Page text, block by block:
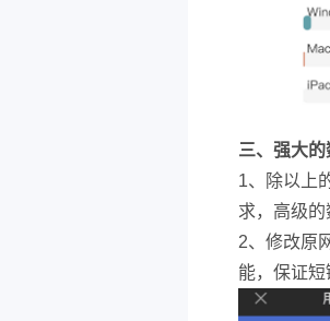
三、强大
1、除以上
求，高级的
2、修改原
能，保证短